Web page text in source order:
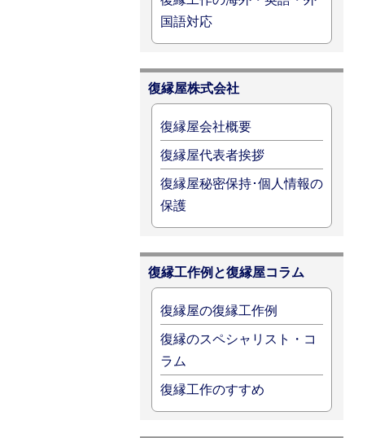
国語対応
復縁屋株式会社
復縁屋会社概要
復縁屋代表者挨拶
復縁屋秘密保持･個人情報の
保護
復縁工作例と復縁屋コラム
復縁屋の復縁工作例
復縁のスペシャリスト・コ
ラム
復縁工作のすすめ